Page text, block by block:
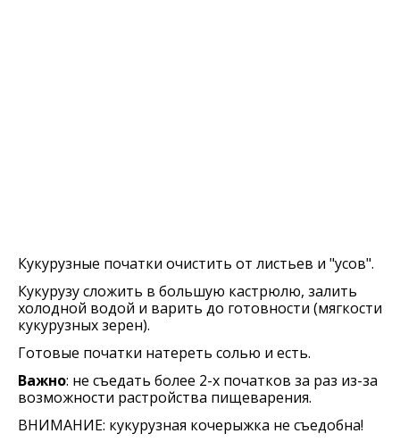
Кукурузные початки очистить от листьев и "усов".
Кукурузу сложить в большую кастрюлю, залить
холодной водой и варить до готовности (мягкости
кукурузных зерен).
Готовые початки натереть солью и есть.
Важно: не съедать более 2-х початков за раз из-за
возможности растройства пищеварения.
ВНИМАНИЕ: кукурузная кочерыжка не съедобна!